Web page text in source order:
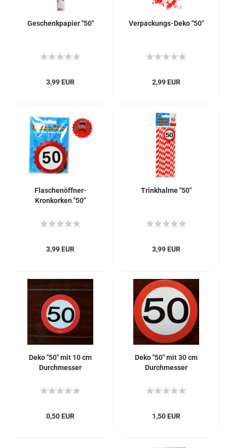
Geschenkpapier "50"
3,99 EUR
Verpackungs-Deko "50"
2,99 EUR
Flaschenöffner-
Kronkorken "50"
3,99 EUR
Trinkhalme "50"
3,99 EUR
Deko "50" mit 10 cm
Durchmesser
0,50 EUR
Deko "50" mit 30 cm
Durchmesser
1,50 EUR